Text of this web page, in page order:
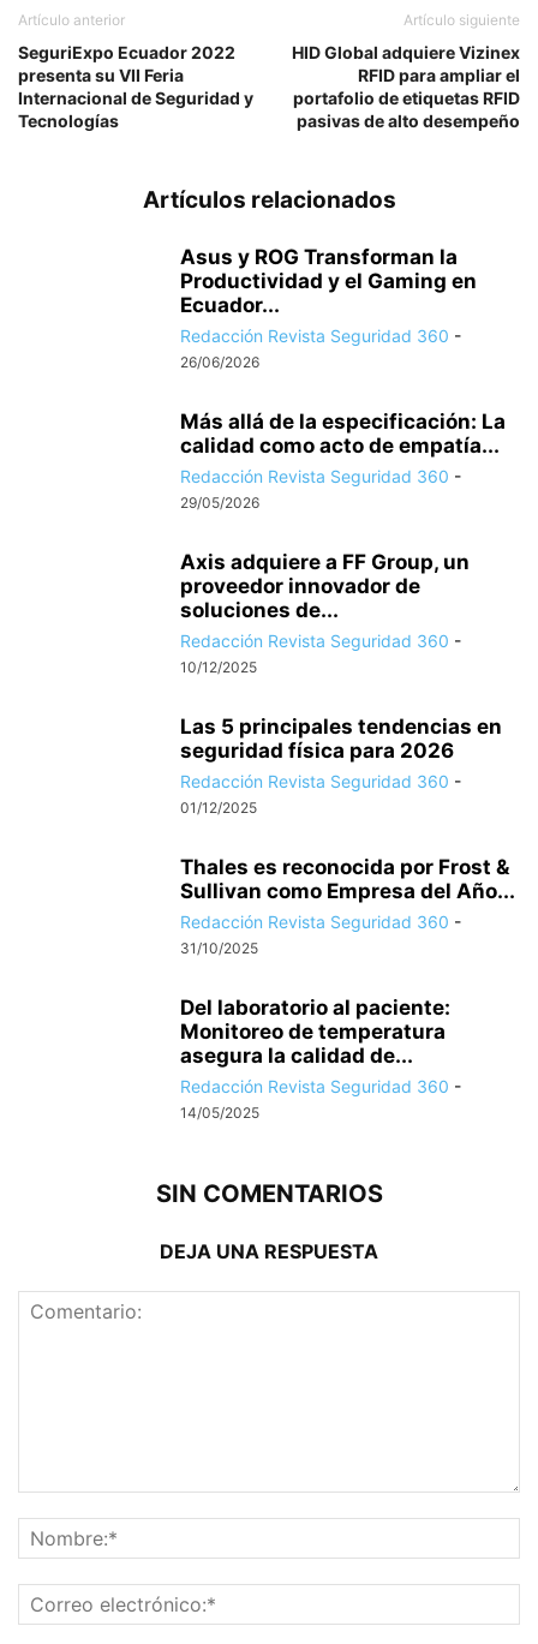
Artículo anterior
SeguriExpo Ecuador 2022
presenta su VII Feria
Internacional de Seguridad y
Tecnologías
Artículo siguiente
HID Global adquiere Vizinex
RFID para ampliar el
portafolio de etiquetas RFID
pasivas de alto desempeño
Artículos relacionados
Asus y ROG Transforman la
Productividad y el Gaming en
Ecuador...
Redacción Revista Seguridad 360 -
26/06/2026
Más allá de la especificación: La
calidad como acto de empatía...
Redacción Revista Seguridad 360 -
29/05/2026
Axis adquiere a FF Group, un
proveedor innovador de
soluciones de...
Redacción Revista Seguridad 360 -
10/12/2025
Las 5 principales tendencias en
seguridad física para 2026
Redacción Revista Seguridad 360 -
01/12/2025
Thales es reconocida por Frost &
Sullivan como Empresa del Año...
Redacción Revista Seguridad 360 -
31/10/2025
Del laboratorio al paciente:
Monitoreo de temperatura
asegura la calidad de...
Redacción Revista Seguridad 360 -
14/05/2025
SIN COMENTARIOS
DEJA UNA RESPUESTA